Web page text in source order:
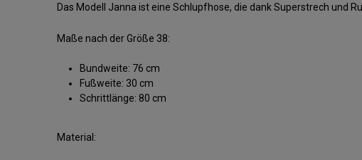
Das Modell Janna ist eine Schlupfhose, die dank Superstrech und
Maße nach der Größe 38:
Bundweite: 76 cm
Fußweite: 30 cm
Schrittlänge: 80 cm
Material: